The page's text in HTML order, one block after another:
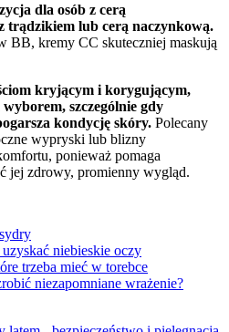
dla osób z cerą
trądzikiem lub cerą naczynkową.
BB, kremy CC skuteczniej maskują
kryjącym i korygującym,
szczególnie gdy
kondycję skóry. Polecany
wypryski lub blizny
ponieważ pomaga
jej zdrowy, promienny wygląd.
niebieskie oczy
trzeba mieć w torebce
niezapomniane wrażenie?